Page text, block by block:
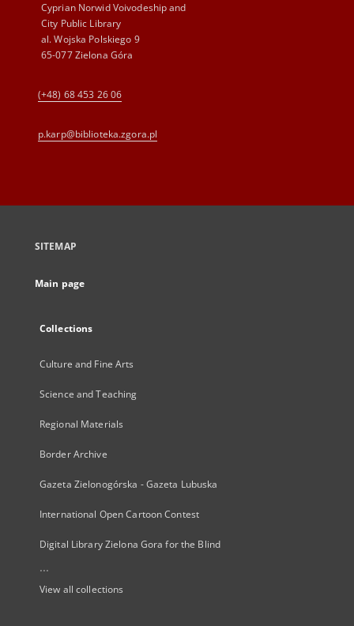
Cyprian Norwid Voivodeship and
City Public Library
al. Wojska Polskiego 9
65-077 Zielona Góra
(+48) 68 453 26 06
p.karp@biblioteka.zgora.pl
SITEMAP
Main page
Collections
Culture and Fine Arts
Science and Teaching
Regional Materials
Border Archive
Gazeta Zielonogórska - Gazeta Lubuska
International Open Cartoon Contest
Digital Library Zielona Gora for the Blind
...
View all collections